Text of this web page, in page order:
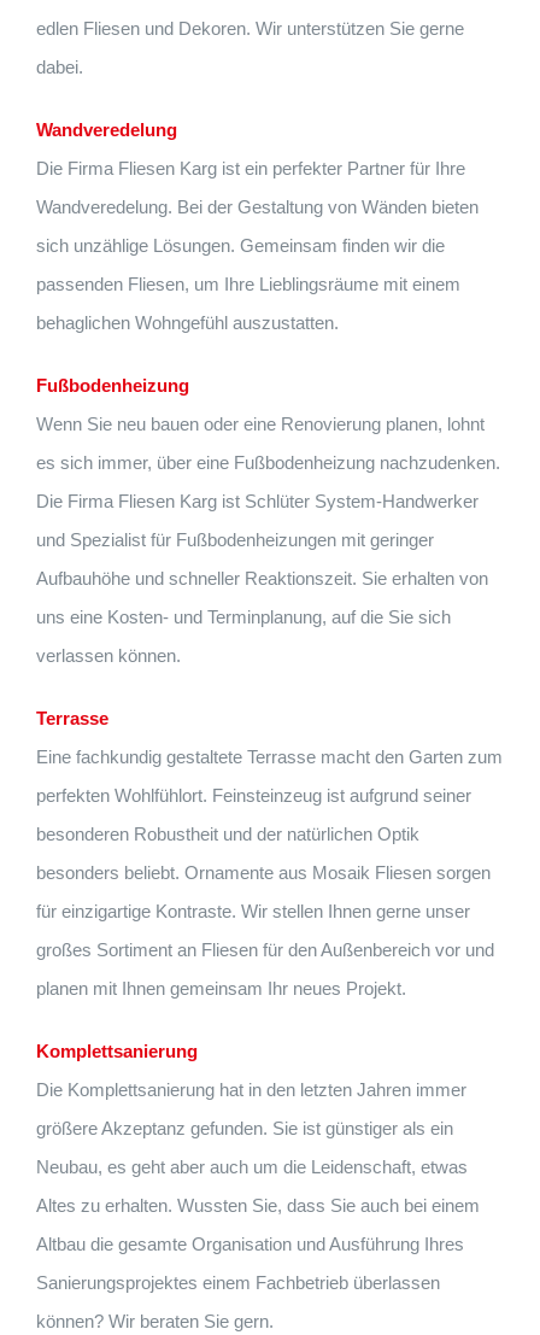
edlen Fliesen und Dekoren. Wir unterstützen Sie gerne
dabei.
Wandveredelung
Die Firma Fliesen Karg ist ein perfekter Partner für Ihre
Wandveredelung. Bei der Gestaltung von Wänden bieten
sich unzählige Lösungen. Gemeinsam finden wir die
passenden Fliesen, um Ihre Lieblingsräume mit einem
behaglichen Wohngefühl auszustatten.
Fußbodenheizung
Wenn Sie neu bauen oder eine Renovierung planen, lohnt
es sich immer, über eine Fußbodenheizung nachzudenken.
Die Firma Fliesen Karg ist Schlüter System-Handwerker
und Spezialist für Fußbodenheizungen mit geringer
Aufbauhöhe und schneller Reaktionszeit. Sie erhalten von
uns eine Kosten- und Terminplanung, auf die Sie sich
verlassen können.
Terrasse
Eine fachkundig gestaltete Terrasse macht den Garten zum
perfekten Wohlfühlort. Feinsteinzeug ist aufgrund seiner
besonderen Robustheit und der natürlichen Optik
besonders beliebt. Ornamente aus Mosaik Fliesen sorgen
für einzigartige Kontraste. Wir stellen Ihnen gerne unser
großes Sortiment an Fliesen für den Außenbereich vor und
planen mit Ihnen gemeinsam Ihr neues Projekt.
Komplettsanierung
Die Komplettsanierung hat in den letzten Jahren immer
größere Akzeptanz gefunden. Sie ist günstiger als ein
Neubau, es geht aber auch um die Leidenschaft, etwas
Altes zu erhalten. Wussten Sie, dass Sie auch bei einem
Altbau die gesamte Organisation und Ausführung Ihres
Sanierungsprojektes einem Fachbetrieb überlassen
können? Wir beraten Sie gern.